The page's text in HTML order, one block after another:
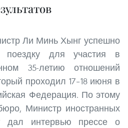
Ли Минь Хынг успешно
поездку для участия в
35-летию отношений
проходил 17–18 июня в
Федерация. По этому
Министр иностранных
интервью прессе о